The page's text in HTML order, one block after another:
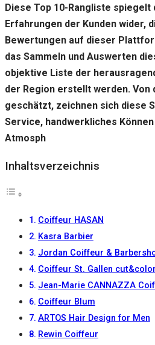
Diese Top 10-Rangliste
Erfahrungen der Kunden wider,
Bewertungen auf dieser
das Sammeln und Auswerten
objektive Liste der
der Region erstellt werden. Von
geschätzt, zeichnen sich diese
Service, handwerkliches
Atmosph
Inhaltsverzeichnis
Coiffeur HASAN
Kasra Barbier
Jordan Coiffeur &
Coiffeur St. Gallen cut&color
Jean-Marie CANNAZZA
Coiffeur Blum
ARTOS Hair Design for Men
Rewin Coiffeur
Cookies
verschwinden
einige
Funktionen
von der
Website.
Marketing
Indem Sie uns Ihre
Interessen und Ihr
Besuch unserer
Website mitteilen,
Wahrscheinlichkeit,
Inhalte und
Angebote zu
sehen.